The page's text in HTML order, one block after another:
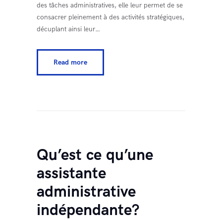
des tâches administratives, elle leur permet de se
consacrer pleinement à des activités stratégiques,
décuplant ainsi leur…
Read more
Qu’est ce qu’une
assistante
administrative
indépendante?